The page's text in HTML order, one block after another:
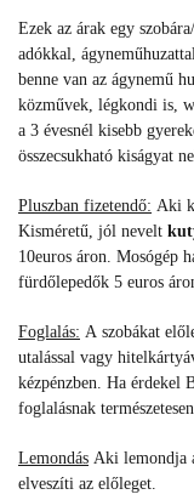
Ezek az árak egy
adókkal,
benne van az ágynemű
közművek, légkondi is,
a 3 évesnél kisebb
összecsukható kiságyat
Pluszban fizetendő: Aki
Kisméretű, jól nevelt
10euros áron. Mosógép
fürdőlepedők 5 euros
Foglalás: A szobákat
utalással vagy
kézpénzben. Ha érdekel
foglalásnak
Lemondás Aki lemondja
elveszíti az előleget.